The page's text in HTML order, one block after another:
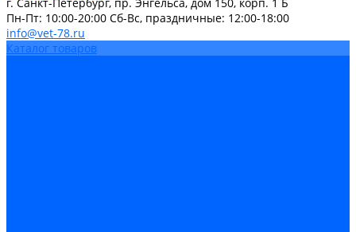
Пн-Пт: 10:00-20:00 Cб-Вс, праздничные: 12:00-18:00
info@vet-78.ru
Каталог товаров